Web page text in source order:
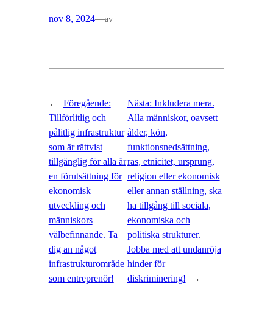
nov 8, 2024—av
←
Föregående:
Tillförlitlig och
pålitlig infrastruktur
som är rättvist
tillgänglig för alla är
en förutsättning för
ekonomisk
utveckling och
människors
välbefinnande. Ta
dig an något
infrastrukturområde
som entreprenör!
Nästa: Inkludera mera.
Alla människor, oavsett
ålder, kön,
funktionsnedsättning,
ras, etnicitet, ursprung,
religion eller ekonomisk
eller annan ställning, ska
ha tillgång till sociala,
ekonomiska och
politiska strukturer.
Jobba med att undanröja
hinder för
diskriminering!
→